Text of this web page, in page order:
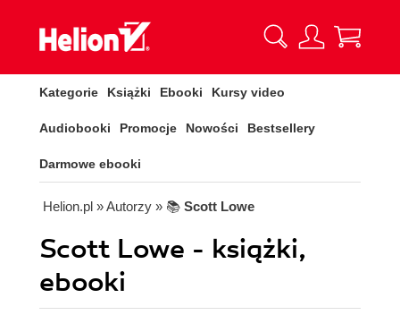
Kategorie Książki Ebooki Kursy video
Audiobooki Promocje Nowości Bestsellery
Darmowe ebooki
Helion.pl » Autorzy » 📚 Scott Lowe
Scott Lowe - książki,
ebooki